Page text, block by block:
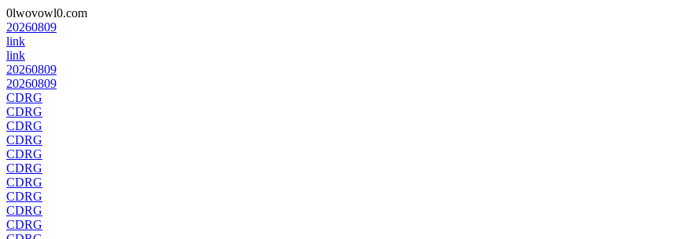
0lwovowl0.com
20260809
link
link
20260809
20260809
CDRG
CDRG
CDRG
CDRG
CDRG
CDRG
CDRG
CDRG
CDRG
CDRG